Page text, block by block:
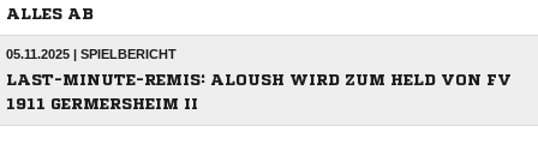
ALLES AB
05.11.2025 | SPIELBERICHT
LAST-MINUTE-REMIS: ALOUSH WIRD ZUM HELD VON FV
1911 GERMERSHEIM II